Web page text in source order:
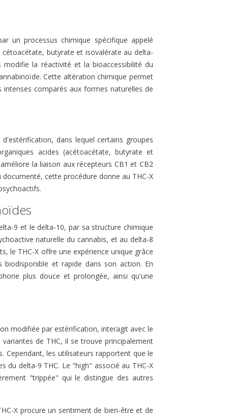
DU THCP :
IL SAVOIR ?
acronyme de
est
relativement
a suscité un intérêt...
31 Aimé
Le CBC est le troisième
cannabinoïde le plus courant.
Pourtant, c’est aussi une
un processus chimique spécifique appelé
butyrate et isovalérate au delta-
la réactivité et la bioaccessibilité du
Cette altération chimique permet
comparés aux formes naturelles de
dans lequel certains groupes
acides (acétoacétate, butyrate et
la liaison aux récepteurs CB1 et CB2
cette procédure donne au THC-X
9 et le delta-10, par sa structure chimique
naturelle du cannabis, et au delta-8
le THC-X offre une expérience unique grâce
et rapide dans son action. En
plus douce et prolongée, ainsi qu'une
modifiée par estérification, interagit avec le
de THC, il se trouve principalement
Cependant, les utilisateurs rapportent que le
du delta-9 THC. Le "high" associé au THC-X
"trippée" qui le distingue des autres
X procure un sentiment de bien-être et de